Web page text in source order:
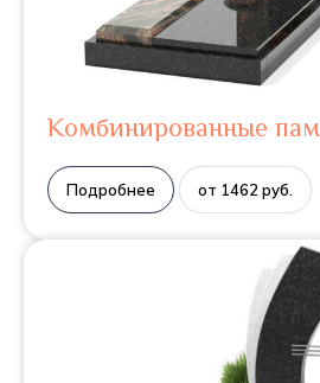
Комбинированные
Подробнее от 1462 руб.